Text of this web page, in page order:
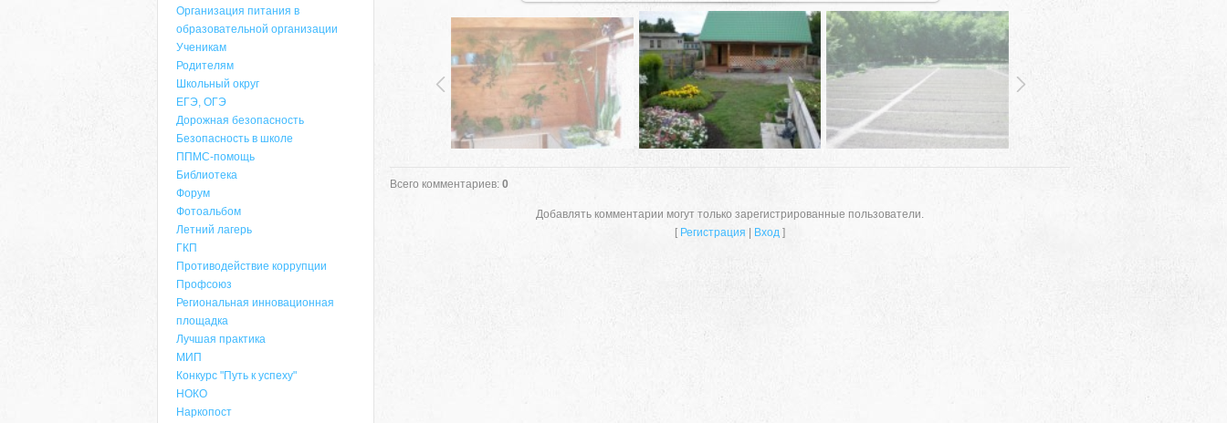
Адрес
659635, Алтайский край, Алтайский район, село Ая, ул. Школьная 11. тел. 28-
6-49, электронный адрес: aja_70@mail.ru
Всего комментариев: 0
Добавлять комментарии могут только зарегистрированные пользователи.
[ Регистрация Вход ]
Организация питания в
образовательной организации
Ученикам
Родителям
Школьный округ
ЕГЭ, ОГЭ
Дорожная безопасность
Безопасность в школе
ППМС-помощь
Библиотека
Форум
Фотоальбом
Летний лагерь
ГКП
Противодействие коррупции
Профсоюз
Региональная инновационная
площадка
Лучшая практика
МИП
Конкурс "Путь к успеху"
НОКО
Наркопост